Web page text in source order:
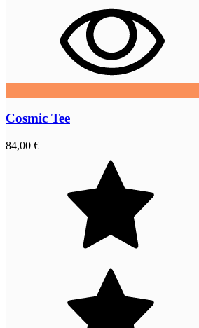
Cosmic Tee
84,00 €